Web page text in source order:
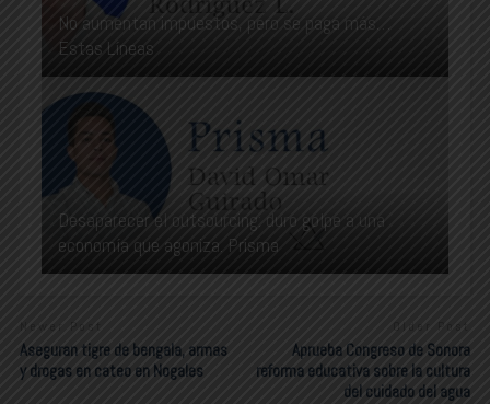
No aumentan impuestos, pero se paga más…
Estas Líneas
Desaparecer el outsourcing: duro golpe a una
economía que agoniza. Prisma
Newer Post
Aseguran tigre de bengala, armas
y drogas en cateo en Nogales
Aprueba Congreso de Sonora
reforma educativa sobre la cultura
del cuidado del agua